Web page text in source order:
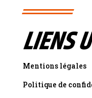
LIENS
Mentions légales
Politique de